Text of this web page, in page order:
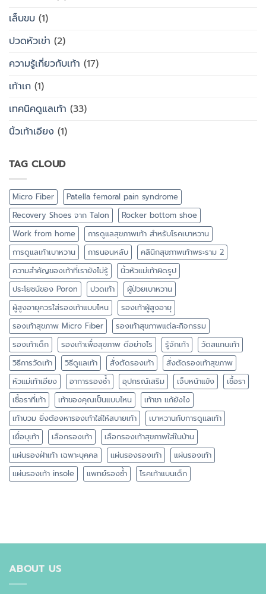
เล็บขบ (1)
ปวดหัวเข่า (2)
ความรู้เกี่ยวกับเท้า (17)
เท้าเก (1)
เทคนิคดูแลเท้า (33)
นิ้วเท้าเอียง (1)
TAG CLOUD
Micro Fiber
Patella femoral pain syndrome
Recovery Shoes จาก Talon
Rocker bottom shoe
Work from home
การดูแลสุขภาพเท้า สำหรับโรคเบาหวาน
การดูแลเท้าเบาหวาน
การนอนหลับ
คลินิกสุขภาพเท้าพระราม 2
ความสำคัญของเท้าที่เรายังไม่รู้
นิ้วหัวแม่เท้าผิดรูป
ประโยชน์ของ Poron
ปวดเท้า
ผู้ป่วยเบาหวาน
ผู้สูงอายุควรใส่รองเท้าแบบไหน
รองเท้าผู้สูงอายุ
รองเท้าสุขภาพ Micro Fiber
รองเท้าสุขภาพแต่ละกิจกรรม
รองเท้าเด็ก
รองเท้าเพื่อสุขภาพ ดีอย่างไร รู้จักเท้า
วัดสแกนเท้า
วิธีการวัดเท้า
วิธีดูแลเท้า สั่งตัดรองเท้า
สั่งตัดรองเท้าสุขภาพ
หัวแม่เท้าเอียง
อาการรองช้ำ อุปกรณ์เสริม เจ็บหน้าแข้ง
เชื้อรา
เชื้อราที่เท้า
เท้าของคุณเป็นแบบไหน
เท้าชา แก้ยังไง
เท้าบวม ยิ่งต้องหารองเท้าใส่ให้สบายเท้า
เบาหวานกับการดูแลเท้า
เยื่อบุเท้า
เลือกรองเท้า
เลือกรองเท้าสุขภาพใส่ในบ้าน
แผ่นรองฝ่าเท้า เฉพาะบุคคล
แผ่นรองรองเท้า
แผ่นรองเท้า
แผ่นรองเท้า insole
แพทย์รองช้ำ โรคเท้าแบนเด็ก
ABOUT US